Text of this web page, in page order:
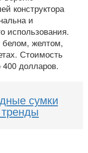
конструктора
и
использования.
белом, желтом,
Стоимость
400 долларов.
сумки